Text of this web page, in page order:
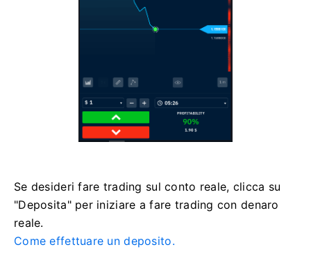
Se desideri fare trading sul conto reale, clicca su
"Deposita" per iniziare a fare trading con denaro
reale.
Come effettuare un deposito.